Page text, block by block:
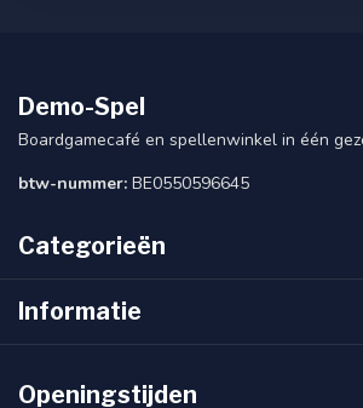
Demo-Spel
Boardgamecafé en spellenwinkel in één
btw-nummer: BE0550596645
Categorieën
Informatie
Openingstijden